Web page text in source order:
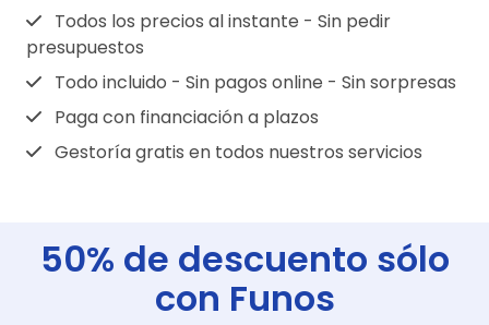
Todos los precios al instante - Sin pedir
presupuestos
Todo incluido - Sin pagos online - Sin sorpresas
Paga con financiación a plazos
Gestoría gratis en todos nuestros servicios
50% de descuento sólo
con Funos